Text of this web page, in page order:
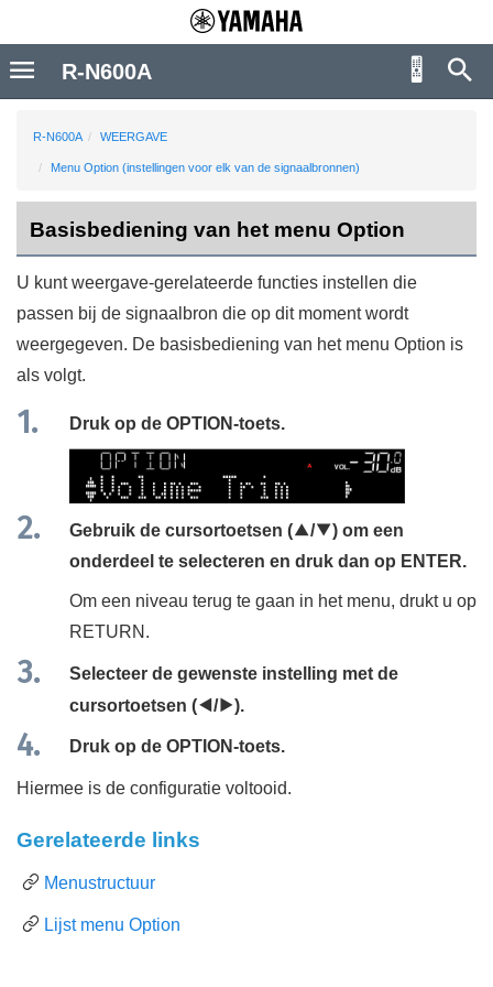
R-N600A WEERGAVE
Menu Option (instellingen voor elk van de signaalbronnen)
Basisbediening van het menu Option
U kunt weergave-gerelateerde functies instellen die
passen bij de signaalbron die op dit moment wordt
weergegeven. De basisbediening van het menu Option is
als volgt.
Druk op de OPTION-toets.
Gebruik de cursortoetsen (q/w) om een
onderdeel te selecteren en druk dan op ENTER.
Om een niveau terug te gaan in het menu, drukt u op
RETURN .
Selecteer de gewenste instelling met de
cursortoetsen (e/r).
Druk op de OPTION-toets.
Hiermee is de configuratie voltooid.
Gerelateerde links
Menustructuur
Lijst menu Option
R-N600A